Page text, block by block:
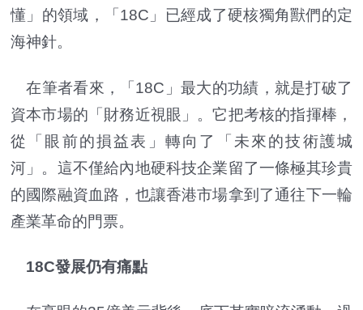
懂」的領域，「18C」已經成了硬核獨角獸們的定
海神針。
在筆者看來，「18C」最大的功績，就是打破了
資本市場的「財務近視眼」。它把考核的指揮棒，
從「眼前的損益表」轉向了「未來的技術護城
河」。這不僅給內地硬科技企業留了一條極其珍貴
的國際融資血路，也讓香港市場拿到了通往下一輪
產業革命的門票。
18C發展仍有痛點